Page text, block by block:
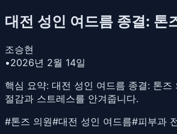
대전 성인 여드름 종결: 톤
조승현
•2026년 2월 14일
핵심 요약: 대전 성인 여드름 종결: 톤
절감과 스트레스를 안겨줍니다.
#톤즈 의원#대전 성인 여드름#피부과